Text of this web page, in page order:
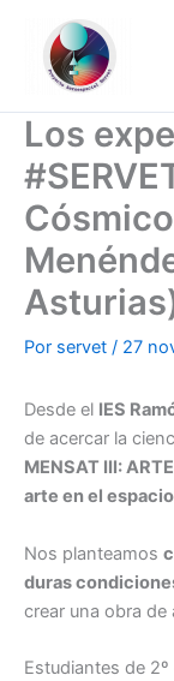
contenido
Los
Por servet / 27
Desde el IES
de acercar la
MENSAT III:
arte en el
Nos planteamos
duras
crear una obra
Estudiantes de